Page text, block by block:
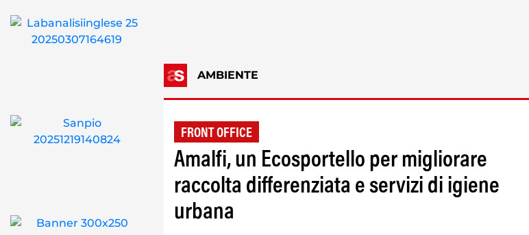
AMBIENTE
FRONT OFFICE
Amalfi, un Ecosportello per migliorare
raccolta differenziata e servizi di igiene
urbana